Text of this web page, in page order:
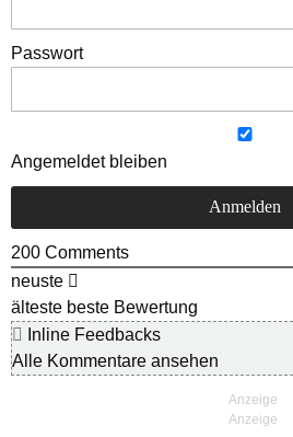
Passwort
Angemeldet bleiben
200 Comments
neuste
älteste beste Bewertung
Inline Feedbacks
Alle Kommentare ansehen